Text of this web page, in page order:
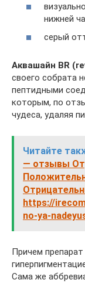
нижней
серый
Аквашайн BR
своего собрата
пептидными
которым, по
чудеса, удаляя
Читайте
— отзывы
https://
no-ya-
Причем
Сама же